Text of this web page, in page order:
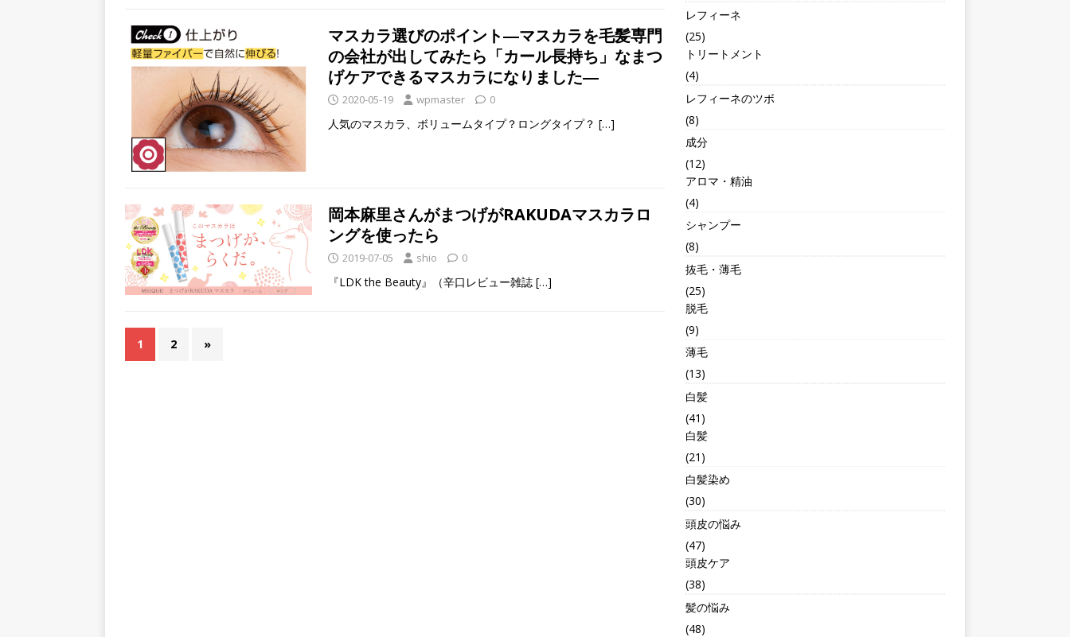
マスカラ選びのポイント―マスカラを毛髪専門
の会社が出してみたら「カール長持ち」なまつ
げケアできるマスカラになりました―
2020-05-19 wpmaster 0
人気のマスカラ、ボリュームタイプ？ロングタイプ？ […]
岡本麻里さんがまつげがRAKUDAマスカラロ
ングを使ったら
2019-07-05 shio 0
『LDK the Beauty』（辛口レビュー雑誌 […]
1 2 »
レフィーネ
(25)
トリートメント
(4)
レフィーネのツボ
(8)
成分
(12)
アロマ・精油
(4)
シャンプー
(8)
抜毛・薄毛
(25)
脱毛
(9)
薄毛
(13)
白髪
(41)
白髪
(21)
白髪染め
(30)
頭皮の悩み
(47)
頭皮ケア
(38)
髪の悩み
(48)